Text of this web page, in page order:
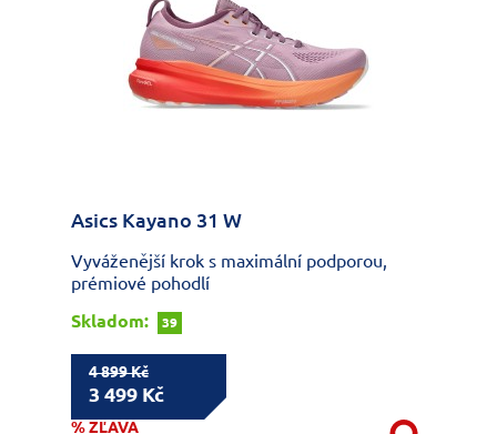
Asics Kayano 31 W
Vyváženější krok s maximální podporou,
prémiové pohodlí
Skladom:
39
4 899 Kč
3 499 Kč
% ZĽAVA